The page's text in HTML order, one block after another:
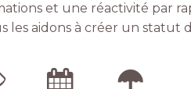
et une réactivité par
les aidons à créer un